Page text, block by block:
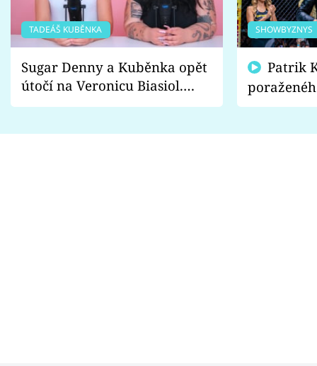
TADEÁŠ KUBĚNKA
Sugar Denny a Kuběnka opět
útočí na Veronicu Biasiol.
Proč je podle nich falešná a
SHOWBYZNYS
fanoušci